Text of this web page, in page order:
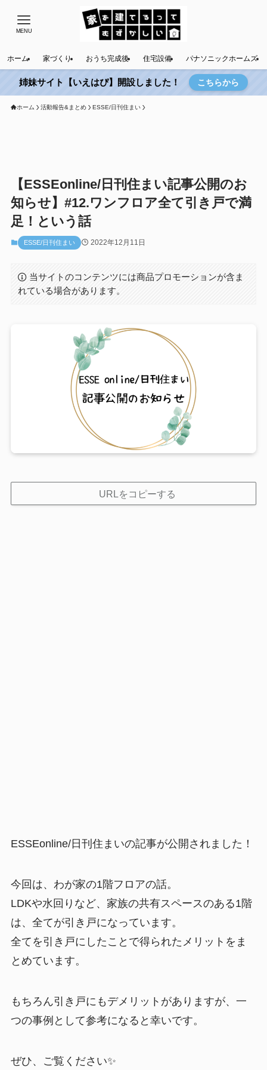
MENU
ホーム 家づくり おうち完成後 住宅設備 パナソニックホームズ
姉妹サイト【いえはぴ】開設しました！ こちらから
ホーム 活動報告&まとめ ESSE/日刊住まい
【ESSEonline/日刊住まい記事公開のお
知らせ】#12.ワンフロア全て引き戸で満
足！という話
ESSE/日刊住まい 2022年12月11日
当サイトのコンテンツには商品プロモーションが含ま
れている場合があります。
URLをコピーする
ESSEonline/日刊住まいの記事が公開されました！
今回は、わが家の1階フロアの話。
LDKや水回りなど、家族の共有スペースのある1階
は、全てが引き戸になっています。
全てを引き戸にしたことで得られたメリットをま
とめています。
もちろん引き戸にもデメリットがありますが、一
つの事例として参考になると幸いです。
ぜひ、ご覧ください✨